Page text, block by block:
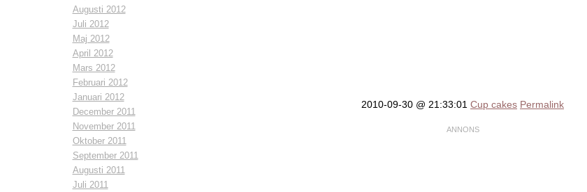
Augusti 2012
Juli 2012
Maj 2012
April 2012
Mars 2012
Februari 2012
Januari 2012
December 2011
November 2011
Oktober 2011
September 2011
Augusti 2011
Juli 2011
2010-09-30 @ 21:33:01 Cup cakes Permalink